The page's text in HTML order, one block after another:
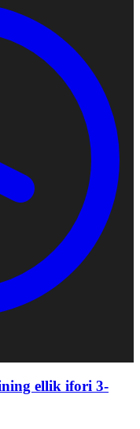
ellik ifori 3-